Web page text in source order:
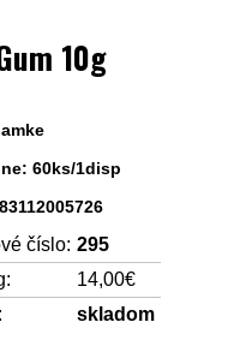
10g
60ks/1disp
číslo: 295
14,00€
skladom